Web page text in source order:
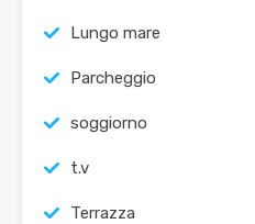
Lungo mare
Parcheggio
soggiorno
t.v
Terrazza